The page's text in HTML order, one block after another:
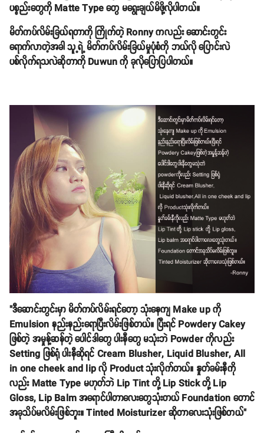
ပစ္စည်းတွေကို Matte Type တွေ မရွေးချယ်မိဖို့လိုပါတယ်။
မိတ်ကပ်လိမ်းခြယ်ရတာကို ကြိုက်တဲ့ Ronny ကလည်း ဆောင်းတွင်း
ရောက်လာတဲ့အခါ သူ့ရဲ့ မိတ်ကပ်လိမ်းခြယ်မှုပုံစံကို ဘယ်လို ပြောင်းလဲ
ပစ်လိုက်ရသလဲဆိုတာကို Duwun ကို ခုလိုပြောပြပါတယ်။
"ဒီဆောင်းတွင်းမှာ မိတ်ကပ်လိမ်းရင်တော့ သုံးနေကျ Make up ကို
Emulsion နည်းနည်းရောပြီးလိမ်းဖြစ်တယ်။ ပြီးရင် Powdery Cakey
ဖြစ်တဲ့ အမှုန့်ဆန်တဲ့ ပေါင်ဒါတွေ ပါးနီတွေ မသုံးဘဲ Powder ကိုလည်း
Setting ဖြစ်ရုံ ပါးနီဆိုရင် Cream Blusher, Liquid Blusher, All
in one cheek and lip လို Product သုံးလိုက်တယ်။ နှုတ်ခမ်းနီကို
လည်း Matte Type မဟုတ်ဘဲ Lip Tint တို့ Lip Stick တို့ Lip
Gloss, Lip Balm အရောင်ပါတာလေးတွေသုံးတယ် Foundation တောင်
အခုသိပ်မလိမ်းဖြစ်ဘူး။ Tinted Moisturizer ဆိုတာလေးသုံးဖြစ်တယ်"